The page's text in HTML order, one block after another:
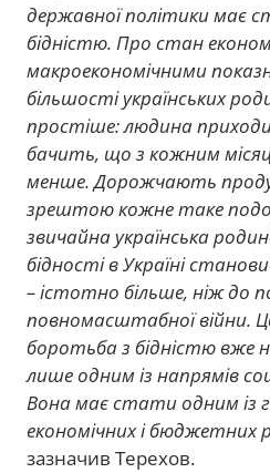
державної політики має
бідністю. Про стан
макроекономічними
більшості українських
простіше: людина
бачить, що з кожним
менше. Дорожчають
зрештою кожне таке
звичайна українська
бідності в Україні
– істотно більше, ніж до
повномасштабної війни.
боротьба з бідністю вже
лише одним із напрямів
Вона має стати одним із
економічних і бюджетних
зазначив Терехов.